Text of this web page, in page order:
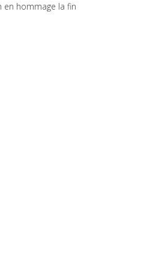
en hommage la fin